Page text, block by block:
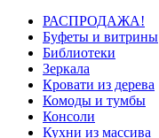
РАСПРОДАЖА!
Буфеты и витрины
Библиотеки
Зеркала
Кровати из дерева
Комоды и тумбы
Консоли
Кухни из массива